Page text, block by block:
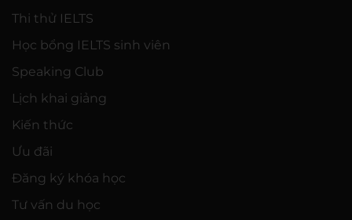
Thi thử IELTS
Học bổng IELTS sinh viên
Speaking Club
Lịch khai giảng
Kiến thức
Ưu đãi
Đăng ký khóa học
Tư vấn du học